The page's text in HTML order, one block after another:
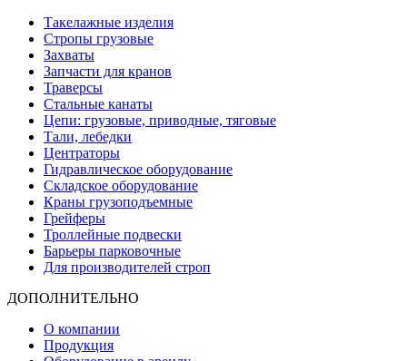
Такелажные изделия
Стропы грузовые
Захваты
Запчасти для кранов
Траверсы
Стальные канаты
Цепи: грузовые, приводные, тяговые
Тали, лебедки
Центраторы
Гидравлическое оборудование
Складское оборудование
Краны грузоподъемные
Грейферы
Троллейные подвески
Барьеры парковочные
Для производителей строп
ДОПОЛНИТЕЛЬНО
О компании
Продукция